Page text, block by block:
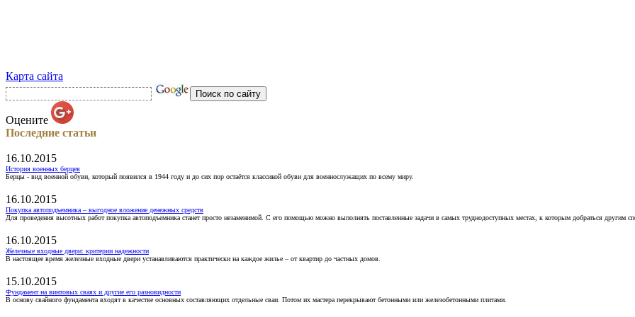
Карта сайта
Оцените
Последние статьи
16.10.2015
История военных берцев
Берцы - вид военной обуви, который появился в 1944 году и до сих пор остаётся классикой обуви для военнослужащих по всему миру.
16.10.2015
Покупка автоподъемника – выгодное вложение денежных средств
Для проведения высотных работ покупка автоподъемника станет просто незаменимой. С его помощью можно выполнять поставленные задачи в самых труднодоступных местах, к которым добраться другим
16.10.2015
Железные входные двери: критерии надежности
В настоящее время железные входные двери устанавливаются практически на каждое жилье – от квартир до частных домов.
15.10.2015
Фундамент на винтовых сваях и другие его разновидности
В основу свайного фундамента входят в качестве основных составляющих отдельные сваи. Потом их мастера перекрывают бетонными или железобетонными плитами.